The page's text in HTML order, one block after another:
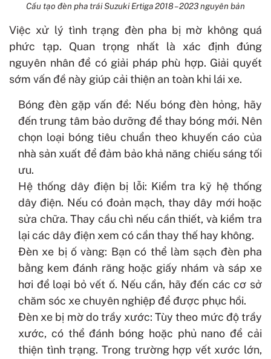
Cấu tạo đèn pha trái Suzuki Ertiga 2018 – 2023 nguyên bản
Việc xử lý tình trạng đèn pha bị mờ không quá
phức tạp. Quan trọng nhất là xác định đúng
nguyên nhân để có giải pháp phù hợp. Giải quyết
sớm vấn đề này giúp cải thiện an toàn khi lái xe.
Bóng đèn gặp vấn đề: Nếu bóng đèn hỏng, hãy
đến trung tâm bảo dưỡng để thay bóng mới. Nên
chọn loại bóng tiêu chuẩn theo khuyến cáo của
nhà sản xuất để đảm bảo khả năng chiếu sáng tối
ưu.
Hệ thống dây điện bị lỗi: Kiểm tra kỹ hệ thống
dây điện. Nếu có đoản mạch, thay dây mới hoặc
sửa chữa. Thay cầu chì nếu cần thiết, và kiểm tra
lại các dây điện xem có cần thay thế hay không.
Đèn xe bị ố vàng: Bạn có thể làm sạch đèn pha
bằng kem đánh răng hoặc giấy nhám và sáp xe
hơi để loại bỏ vết ố. Nếu cần, hãy đến các cơ sở
chăm sóc xe chuyên nghiệp để được phục hồi.
Đèn xe bị mờ do trầy xước: Tùy theo mức độ trầy
xước, có thể đánh bóng hoặc phủ nano để cải
thiện tình trạng. Trong trường hợp vết xước lớn,